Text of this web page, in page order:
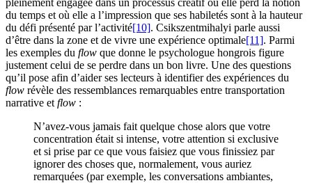
pleinement engagée dans un processus créatif où elle perd la notion
du temps et où elle a l’impression que ses habiletés sont à la hauteur
du défi présenté par l’activité[10]. Csikszentmihalyi parle aussi
d’être dans la zone et de vivre une expérience optimale[11]. Parmi
les exemples du flow que donne le psychologue hongrois figure
justement celui de se perdre dans un bon livre. Une des questions
qu’il pose afin d’aider ses lecteurs à identifier des expériences du
flow révèle des ressemblances remarquables entre transportation
narrative et flow :
N’avez-vous jamais fait quelque chose alors que votre
concentration était si intense, votre attention si exclusive
et si prise par ce que vous faisiez que vous finissiez par
ignorer des choses que, normalement, vous auriez
remarquées (par exemple, les conversations ambiantes,